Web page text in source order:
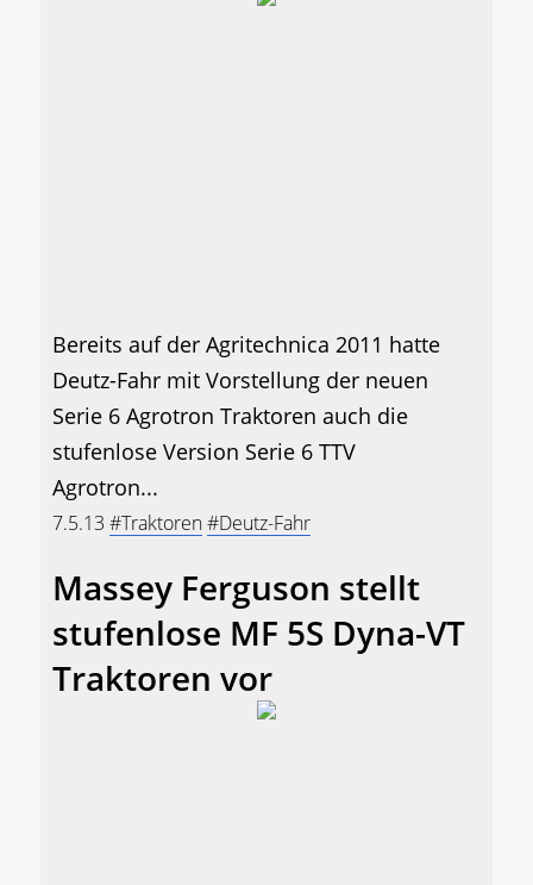
Bereits auf der Agritechnica 2011 hatte
Deutz-Fahr mit Vorstellung der neuen
Serie 6 Agrotron Traktoren auch die
stufenlose Version Serie 6 TTV
Agrotron...
7.5.13 #Traktoren#Deutz-Fahr
Massey Ferguson stellt
stufenlose MF 5S Dyna-VT
Traktoren vor